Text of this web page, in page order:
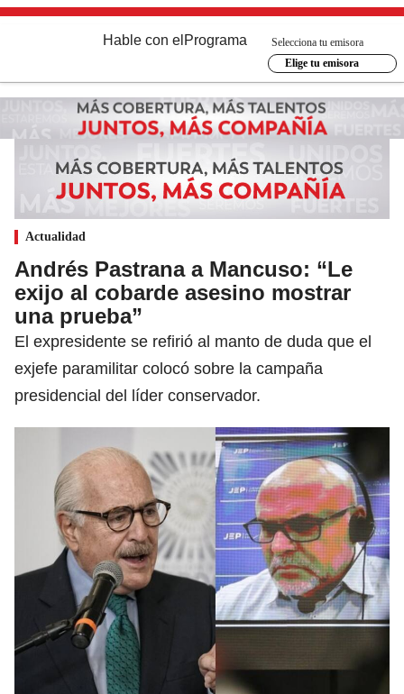
Hable con el Programa
Selecciona tu emisora
Elige tu emisora
Actualidad
Andrés Pastrana a Mancuso: “Le
exijo al cobarde asesino mostrar
una prueba”
El expresidente se refirió al manto de duda que el
exjefe paramilitar colocó sobre la campaña
presidencial del líder conservador.